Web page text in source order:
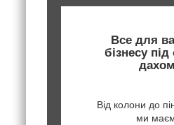
Все для
бізнесу
дахом
Від колони до
ми